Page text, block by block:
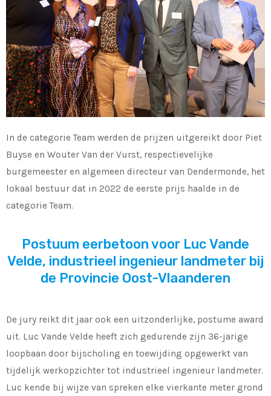
In de categorie Team werden de prijzen uitgereikt door Piet
Buyse en Wouter Van der Vurst, respectievelijke
burgemeester en algemeen directeur van Dendermonde, het
lokaal bestuur dat in 2022 de eerste prijs haalde in de
categorie Team.
Postuum eerbetoon voor Luc Vande
Velde, industrieel ingenieur landmeter bij
de Provincie Oost-Vlaanderen
De jury reikt dit jaar ook een uitzonderlijke, postume award
uit. Luc Vande Velde heeft zich gedurende zijn 36-jarige
loopbaan door bijscholing en toewijding opgewerkt van
tijdelijk werkopzichter tot industrieel ingenieur landmeter.
Luc kende bij wijze van spreken elke vierkante meter grond